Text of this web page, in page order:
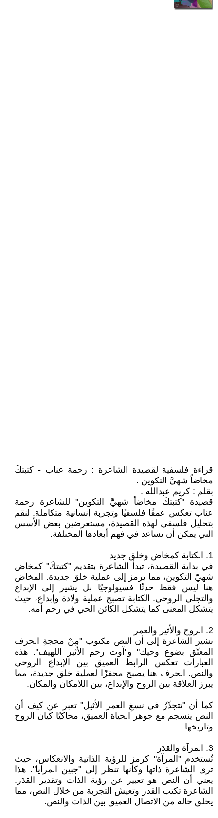
قراءة فلسفية لقصيدة الشاعرة : رحمة عناب - كتبتكَ
مخاضاً شهيَّ التكوين .
بقلم : كريم عبدالله .
قصيدة "كتبتكَ مخاضاً شهيَّ التكوين" للشاعرة رحمة
عناب تعكس عمقًا فلسفيًا وتجربة إنسانية متكاملة. لنقم
بتحليل فلسفي لهذه القصيدة، مستعرضين بعض الأسس
التي يمكن أن تساعد في فهم أبعادها المختلفة.
1. الكتابة كمخاض وخلق جديد
في بداية القصيدة، تبدأ الشاعرة بتقديم "كتبتكَ" كمخاض
شهيّ التكوين، مما يرمز إلى عملية خلق جديدة. المخاض
هنا ليس فقط حدثًا فسيولوجيًا بل يشير إلى الإبداع
والتجلي الروحي. الكتابة تصبح عملية ولادة وإبداع، حيث
يتشكل المعنى كما يتشكل الكائن الحي في رحم أمه.
2. الروح والأثير والعمر
تشير الشاعرة إلى أن النص مكتوب "مِنْ محجةِ الحرف
المعتّق بضوع وحيك" و"آوت رحم الأثير اللهيف". هذه
العبارات تعكس الرابط العميق بين الإبداع الروحي
والنص. الحرف هنا يصبح محفزًا لعملية خلق جديدة، مما
يبرز العلاقة بين الروح والإبداع، بين اللامكان والمكان.
كما أن "تتجذّرُ في نسغِ العمر الأثيل" تعبر عن كيف أن
النص ينسجم مع جوهر الحياة العميق، محاكيًا كيان الروح
وتاريخها.
3. المرآة والقدَر
تُستخدم "المرآة" كرمز للرؤية الذاتية والانعكاس، حيث
ترى الشاعرة ذاتها وكأنها تنظر إلى "جبين المرايا". هذا
يعني أن النص هو تعبير عن رؤية الذات وتقدير القدَر.
الشاعرة تكتب القدر وتعيش التجربة من خلال النص، مما
يخلق حالة من الاتصال العميق بين الذات والنص.